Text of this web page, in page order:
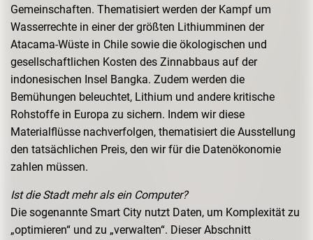
Gemeinschaften. Thematisiert werden der Kampf um
Wasserrechte in einer der größten Lithiumminen der
Atacama-Wüste in Chile sowie die ökologischen und
gesellschaftlichen Kosten des Zinnabbaus auf der
indonesischen Insel Bangka. Zudem werden die
Bemühungen beleuchtet, Lithium und andere kritische
Rohstoffe in Europa zu sichern. Indem wir diese
Materialflüsse nachverfolgen, thematisiert die Ausstellung
den tatsächlichen Preis, den wir für die Datenökonomie
zahlen müssen.
Ist die Stadt mehr als ein Computer?
Die sogenannte Smart City nutzt Daten, um Komplexität zu
„optimieren“ und zu „verwalten“. Dieser Abschnitt